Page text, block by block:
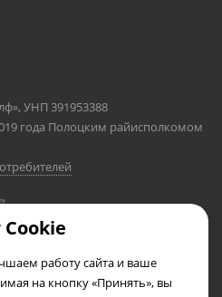
УНП 391953388
года Полоцким райисполкомом
работу сайта и ваше
на кнопку «Принять», вы